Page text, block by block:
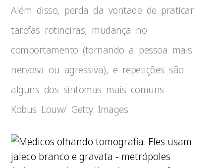
Além disso, perda da vontade de praticar
tarefas rotineiras, mudança no
comportamento (tornando a pessoa mais
nervosa ou agressiva), e repetições são
alguns dos sintomas mais comuns
Kobus Louw/ Getty Images